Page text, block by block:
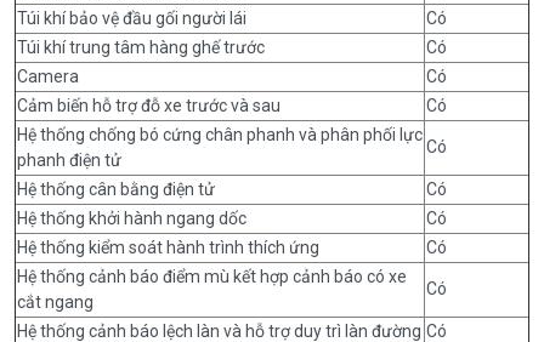
Túi khí bảo vệ đầu gối người lái
Có
Túi khí trung tâm hàng ghế trước
Có
Camera
Có
Cảm biến hỗ trợ đỗ xe trước và sau
Có
Hệ thống chống bó cứng chân phanh và phân phối lực
phanh điện tử
Có
Hệ thống cân bằng điện tử
Có
Hệ thống khởi hành ngang dốc
Có
Hệ thống kiểm soát hành trình thích ứng
Có
Hệ thống cảnh báo điểm mù kết hợp cảnh báo có xe
cắt ngang
Có
Hệ thống cảnh báo lệch làn và hỗ trợ duy trì làn đường Có